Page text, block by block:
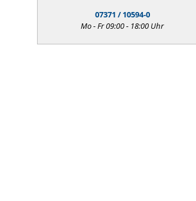
07371 / 10594-0
Mo - Fr 09:00 - 18:00 Uhr